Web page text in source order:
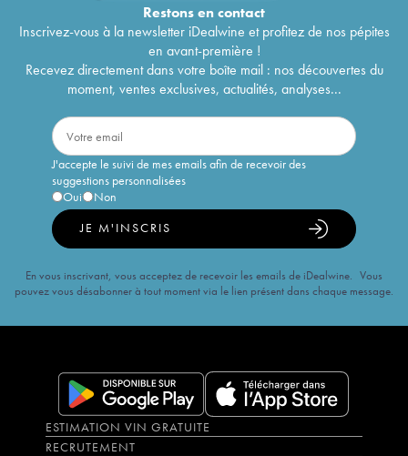
Restons encontact
Inscrivez-vous à la newsletter iDealwine et profitez de nos pépites
en avant-première !
Recevez directement dans votre boîte mail : nos découvertes du
moment, ventes exclusives, actualités, analyses...
J'accepte le suivi de mes emails afin de recevoir des
suggestions personnalisées
Oui
Non
JE M'INSCRIS
En vous inscrivant, vous acceptez de recevoir les emails de iDealwine. Vous
pouvez vous désabonner à tout moment via le lien présent dans chaque message.
ESTIMATION VIN GRATUITE
RECRUTEMENT